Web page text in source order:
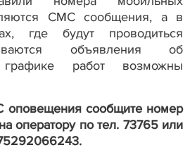
СМС сообщения, а в
где будут проводиться
объявления об
работ возможны
сообщите номер
оператору по тел. 73765 или